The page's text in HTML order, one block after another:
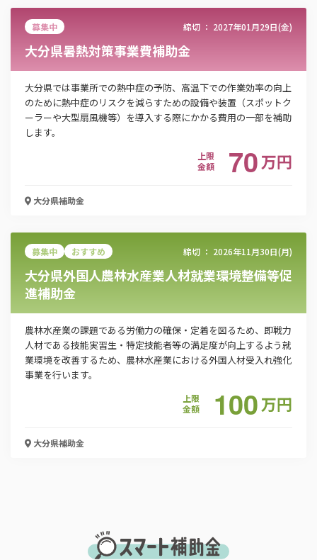
募集中 締切 ： 2027年01月29日(金)
大分県暑熱対策事業費補助金
大分県では事業所での熱中症の予防、高温下での作業効率の向上
のために熱中症のリスクを減らすための設備や装置（スポットク
ーラーや大型扇風機等）を導入する際にかかる費用の一部を補助
します。
上限
金額
70万円
大分県補助金
募集中 おすすめ 締切 ： 2026年11月30日(月)
大分県外国人農林水産業人材就業環境整備等促
進補助金
農林水産業の課題である労働力の確保・定着を図るため、即戦力
人材である技能実習生・特定技能者等の満足度が向上するよう就
業環境を改善するため、農林水産業における外国人材受入れ強化
事業を行います。
上限
金額
100万円
大分県補助金